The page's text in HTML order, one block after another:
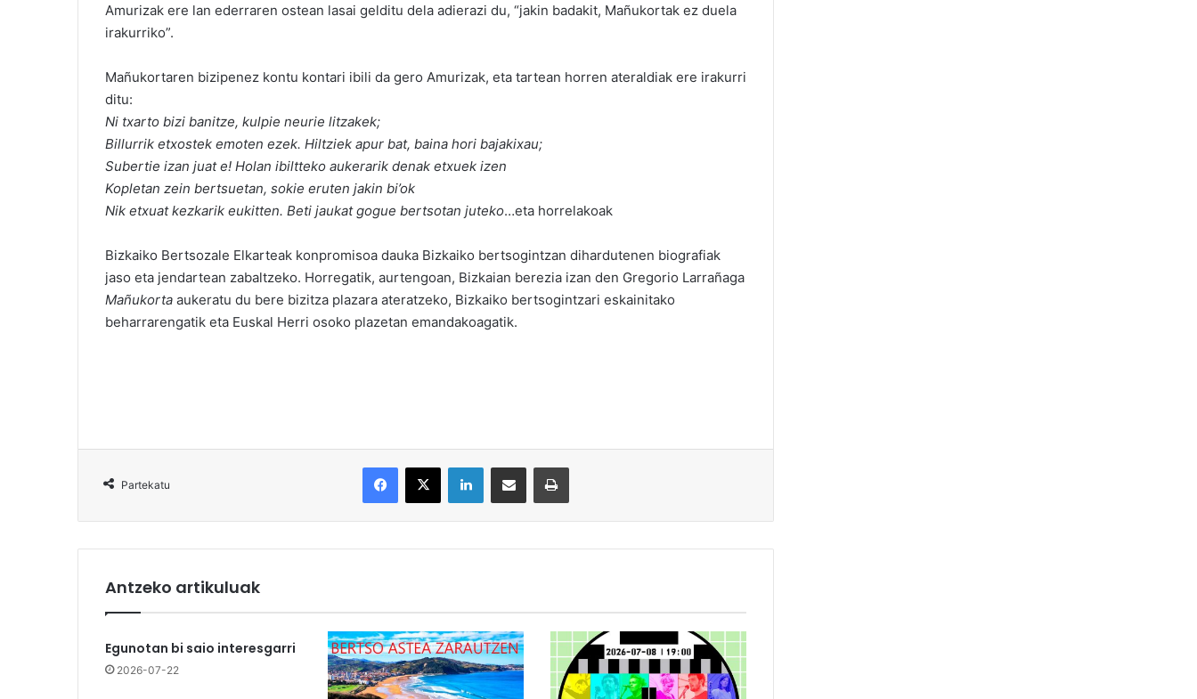
Amurizak ere lan ederraren ostean lasai gelditu dela adierazi du, “jakin badakit, Mañukortak ez duela
irakurriko”.
Mañukortaren bizipenez kontu kontari ibili da gero Amurizak, eta tartean horren ateraldiak ere irakurri
ditu:
Ni txarto bizi banitze, kulpie neurie litzakek;
Billurrik etxostek emoten ezek. Hiltziek apur bat, baina hori bajakixau;
Subertie izan juat e! Holan ibiltteko aukerarik denak etxuek izen
Kopletan zein bertsuetan, sokie eruten jakin bi’ok
Nik etxuat kezkarik eukitten. Beti jaukat gogue bertsotan juteko…eta horrelakoak
Bizkaiko Bertsozale Elkarteak konpromisoa dauka Bizkaiko bertsogintzan dihardutenen biografiak
jaso eta jendartean zabaltzeko. Horregatik, aurtengoan, Bizkaian berezia izan den Gregorio Larrañaga
Mañukorta aukeratu du bere bizitza plazara ateratzeko, Bizkaiko bertsogintzari eskainitako
beharrarengatik eta Euskal Herri osoko plazetan emandakoagatik.
Partekatu
Antzeko artikuluak
Egunotan bi saio interesgarri
2026-07-22